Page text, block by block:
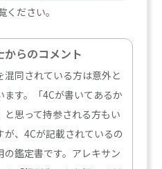
ください。
らのコメント
混同されている方は意外と
ます。「4Cが書いてあるか
と思って持参される方もい
が、4Cが記載されているの
の鑑定書です。アレキサン